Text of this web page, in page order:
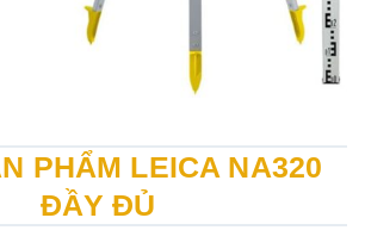
PHẨM LEICA NA320
ĐẦY ĐỦ